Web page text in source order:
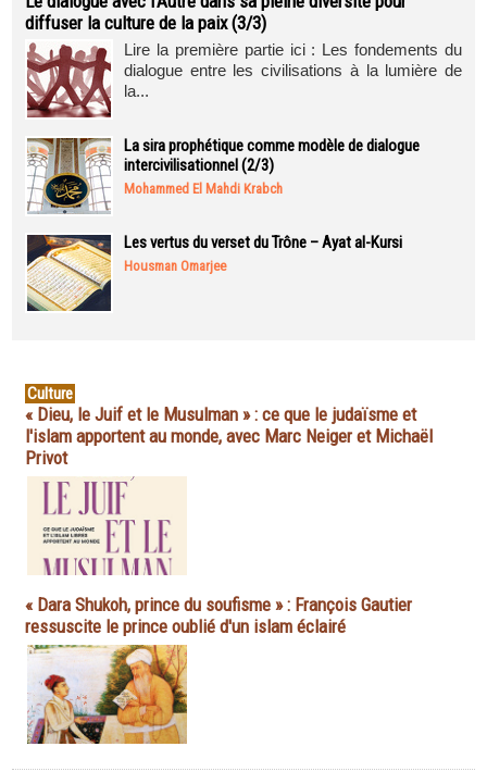
diffuser la culture de la paix (3/3)
Lire la première partie ici : Les fondements du
dialogue entre les civilisations à la lumière de
la...
La sira prophétique comme modèle de dialogue
intercivilisationnel (2/3)
Mohammed El Mahdi Krabch
Les vertus du verset du Trône – Ayat al-Kursi
Housman Omarjee
Culture
« Dieu, le Juif et le Musulman » : ce que le judaïsme et
l'islam apportent au monde, avec Marc Neiger et Michaël
Privot
« Dara Shukoh, prince du soufisme » : François Gautier
ressuscite le prince oublié d'un islam éclairé